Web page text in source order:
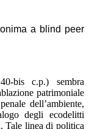
a blind peer
bis c.p.) sembra
patrimoniale
dell’ambiente,
degli ecodelitti
Tale linea di politica